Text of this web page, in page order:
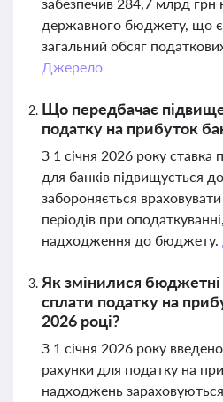
державного бюджету, що є
загальний обсяг
Джерело
Що передбачає
податку на прибуток
З 1 січня 2026 року ставка
для банків підвищується
забороняється
періодів при
надходження до бюджету.
Як змінилися
сплати податку на
2026 році?
З 1 січня 2026 року
рахунки для податку на
надходжень